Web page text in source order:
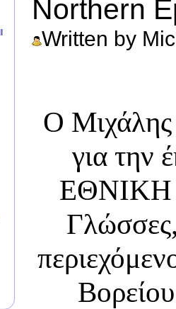
Northern
Written by
Ο
για την